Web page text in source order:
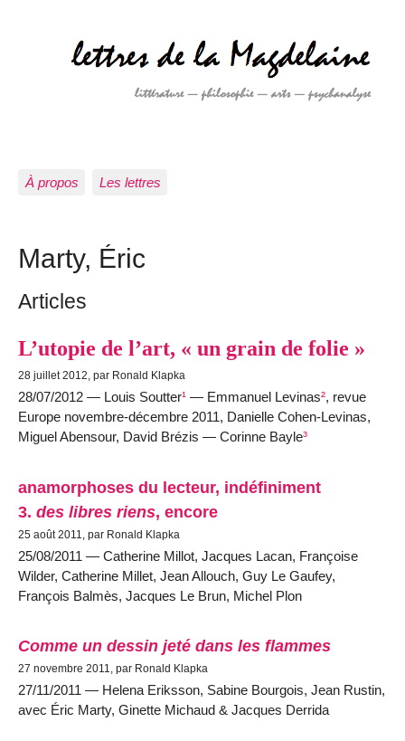
À propos Les lettres
Marty, Éric
Articles
L’utopie de l’art, « un grain de folie »
28 juillet 2012, par Ronald Klapka
28/07/2012 — Louis Soutter¹ — Emmanuel Levinas², revue
Europe novembre-décembre 2011, Danielle Cohen-Levinas,
Miguel Abensour, David Brézis — Corinne Bayle³
anamorphoses du lecteur, indéfiniment
3. des libres riens, encore
25 août 2011, par Ronald Klapka
25/08/2011 — Catherine Millot, Jacques Lacan, Françoise
Wilder, Catherine Millet, Jean Allouch, Guy Le Gaufey,
François Balmès, Jacques Le Brun, Michel Plon
Comme un dessin jeté dans les flammes
27 novembre 2011, par Ronald Klapka
27/11/2011 — Helena Eriksson, Sabine Bourgois, Jean Rustin,
avec Éric Marty, Ginette Michaud & Jacques Derrida